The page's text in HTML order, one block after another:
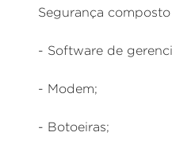
Segurança
- Software de
- Modem;
- Botoeiras;